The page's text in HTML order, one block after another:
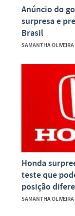
Anúncio do
surpresa e
Brasil
SAMANTHA OLIVEIRA
Honda
teste que
posição
SAMANTHA OLIVEIRA